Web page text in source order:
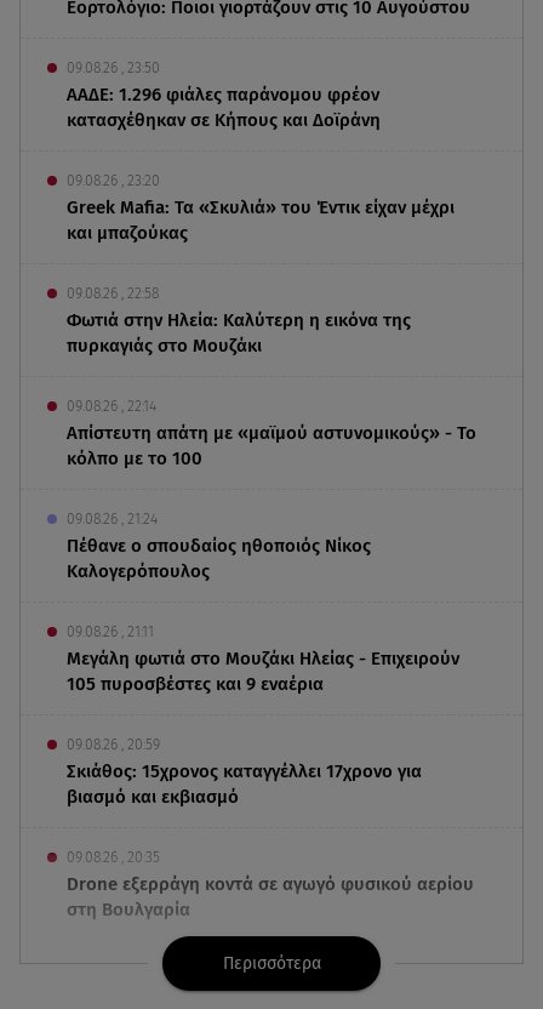
Εορτολόγιο: Ποιοι γιορτάζουν στις 10 Αυγούστου
09.08.26 , 23:50
ΑΑΔΕ: 1.296 φιάλες παράνομου φρέον
κατασχέθηκαν σε Κήπους και Δοϊράνη
09.08.26 , 23:20
Greek Mafia: Τα «Σκυλιά» του Έντικ είχαν μέχρι
και μπαζούκας
09.08.26 , 22:58
Φωτιά στην Ηλεία: Καλύτερη η εικόνα της
πυρκαγιάς στο Μουζάκι
09.08.26 , 22:14
Απίστευτη απάτη με «μαϊμού αστυνομικούς» - Το
κόλπο με το 100
09.08.26 , 21:24
Πέθανε ο σπουδαίος ηθοποιός Νίκος
Καλογερόπουλος
09.08.26 , 21:11
Μεγάλη φωτιά στο Μουζάκι Ηλείας - Επιχειρούν
105 πυροσβέστες και 9 εναέρια
09.08.26 , 20:59
Σκιάθος: 15χρονος καταγγέλλει 17χρονο για
βιασμό και εκβιασμό
09.08.26 , 20:35
Drone εξερράγη κοντά σε αγωγό φυσικού αερίου
στη Βουλγαρία
09.08.26 , 20:29
«Ισλαμικό ΝΑΤΟ»: Τι σημαίνει η νέα συμμαχία για
Περισσότερα